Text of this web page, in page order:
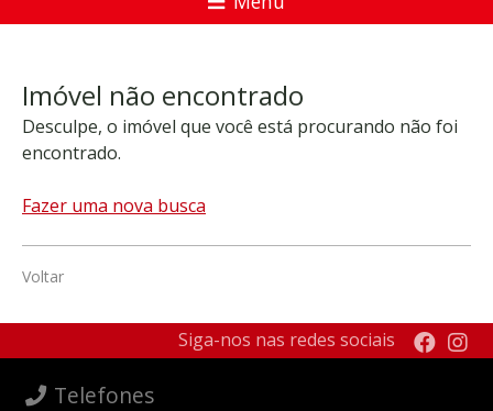
Imóvel não encontrado
Desculpe, o imóvel que você está procurando não foi
encontrado.
Fazer uma nova busca
Voltar
Siga-nos nas redes sociais
Telefones